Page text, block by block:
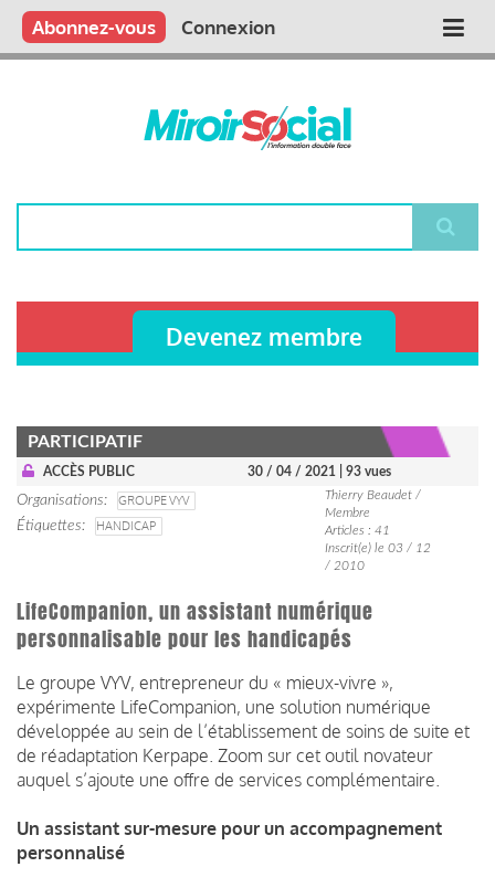
Aller
contenu
Main
Qui sommes nous ?
Vous publiez
Nous publions
Contactez-nous
Abonnez-vous Connexion
Devenez membre
PARTICIPATIF
ACCÈS PUBLIC 30 / 04 / 2021 | 93 vues
Organisations
GROUPE VYV
Étiquettes
HANDICAP
Thierry Beaudet /
Membre
Articles : 41
Inscrit(e) le 03 / 12
/ 2010
LifeCompanion, un assistant numérique
personnalisable pour les handicapés
Le groupe VYV, entrepreneur du « mieux-vivre »,
expérimente LifeCompanion, une solution numérique
développée au sein de l’établissement de soins de suite et
de réadaptation Kerpape . Zoom sur cet outil novateur
auquel s’ajoute une offre de services complémentaire.
Un assistant sur-mesure pour un accompagnement
personnalisé